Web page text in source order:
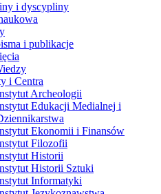
i dyscypliny
i publikacje
i Centra
Archeologii
Edukacji Medialnej i
Ekonomii i Finansów
Filozofii
Historii
Historii Sztuki
Informatyki